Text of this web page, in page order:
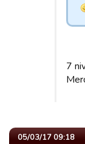
7
05/03/17 09:18